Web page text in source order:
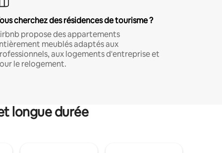
cherchez des résidences de tourisme ?
propose des appartements
meublés adaptés aux
aux logements d'entreprise et
le relogement.
longue durée